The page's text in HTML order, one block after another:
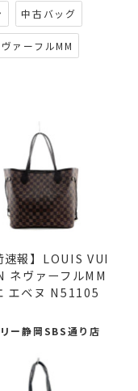
中古バッグ
ァーフルMM
速報】LOUIS VUI
ネヴァーフルMM
エベヌ N51105
ー静岡SBS通り店